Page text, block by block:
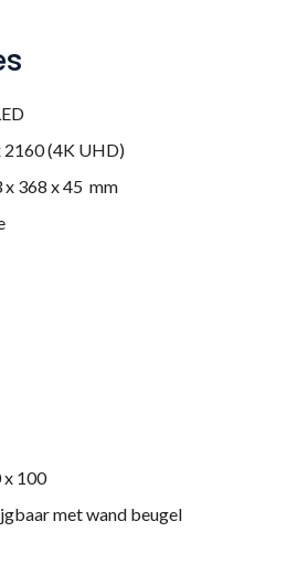
2160 (4K UHD)
x 368 x 45 mm
x 100
met wand beugel